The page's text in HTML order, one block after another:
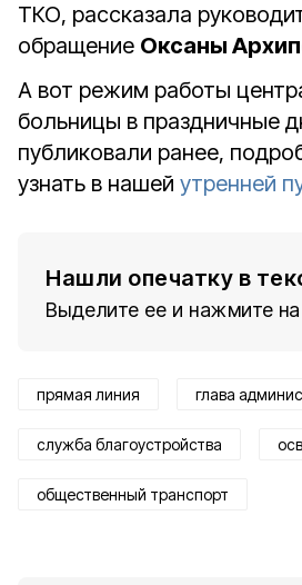
ТКО, рассказала
обращение Оксаны
А вот режим работы
больницы в праздничные
публиковали ранее,
узнать в нашей утренней
Нашли опечатку в
Выделите ее и нажмите на
прямая линия глава
служба благоустройства
общественный транспорт